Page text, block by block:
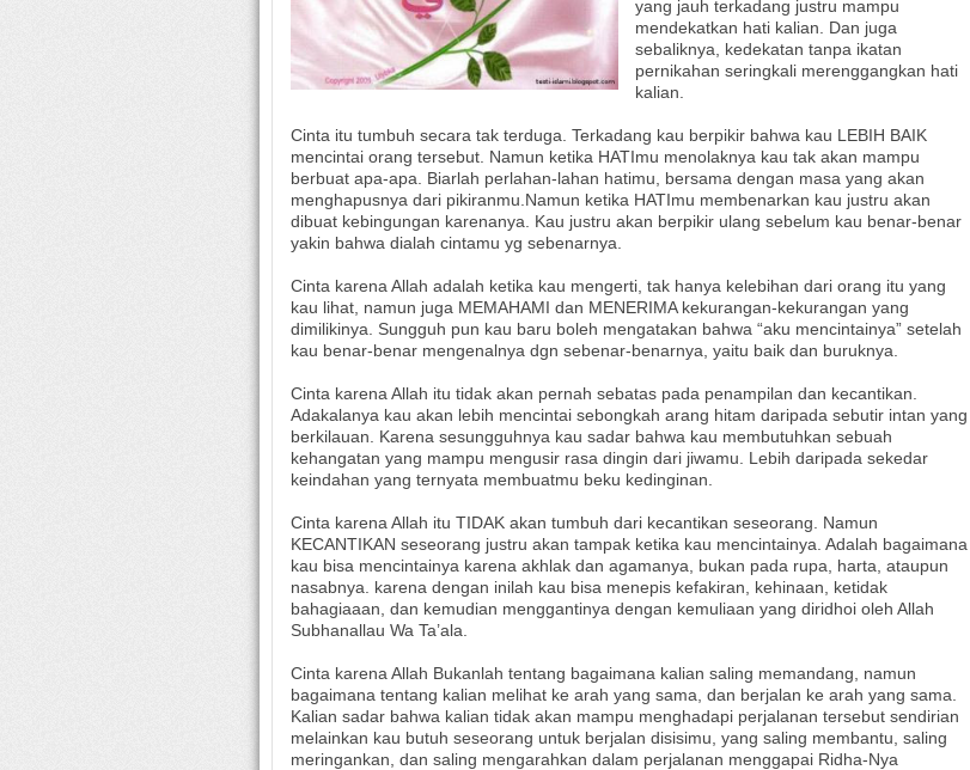
yang jauh terkadang justru mampu
mendekatkan hati kalian. Dan juga
sebaliknya, kedekatan tanpa ikatan
pernikahan seringkali merenggangkan hati
kalian.
Cinta itu tumbuh secara tak terduga. Terkadang kau berpikir bahwa kau LEBIH BAIK
mencintai orang tersebut. Namun ketika HATImu menolaknya kau tak akan mampu
berbuat apa-apa. Biarlah perlahan-lahan hatimu, bersama dengan masa yang akan
menghapusnya dari pikiranmu.Namun ketika HATImu membenarkan kau justru akan
dibuat kebingungan karenanya. Kau justru akan berpikir ulang sebelum kau benar-benar
yakin bahwa dialah cintamu yg sebenarnya.
Cinta karena Allah adalah ketika kau mengerti, tak hanya kelebihan dari orang itu yang
kau lihat, namun juga MEMAHAMI dan MENERIMA kekurangan-kekurangan yang
dimilikinya. Sungguh pun kau baru boleh mengatakan bahwa “aku mencintainya” setelah
kau benar-benar mengenalnya dgn sebenar-benarnya, yaitu baik dan buruknya.
Cinta karena Allah itu tidak akan pernah sebatas pada penampilan dan kecantikan.
Adakalanya kau akan lebih mencintai sebongkah arang hitam daripada sebutir intan yang
berkilauan. Karena sesungguhnya kau sadar bahwa kau membutuhkan sebuah
kehangatan yang mampu mengusir rasa dingin dari jiwamu. Lebih daripada sekedar
keindahan yang ternyata membuatmu beku kedinginan.
Cinta karena Allah itu TIDAK akan tumbuh dari kecantikan seseorang. Namun
KECANTIKAN seseorang justru akan tampak ketika kau mencintainya. Adalah bagaimana
kau bisa mencintainya karena akhlak dan agamanya, bukan pada rupa, harta, ataupun
nasabnya. karena dengan inilah kau bisa menepis kefakiran, kehinaan, ketidak
bahagiaaan, dan kemudian menggantinya dengan kemuliaan yang diridhoi oleh Allah
Subhanallau Wa Ta’ala.
Cinta karena Allah Bukanlah tentang bagaimana kalian saling memandang, namun
bagaimana tentang kalian melihat ke arah yang sama, dan berjalan ke arah yang sama.
Kalian sadar bahwa kalian tidak akan mampu menghadapi perjalanan tersebut sendirian
melainkan kau butuh seseorang untuk berjalan disisimu, yang saling membantu, saling
meringankan, dan saling mengarahkan dalam perjalanan menggapai Ridha-Nya